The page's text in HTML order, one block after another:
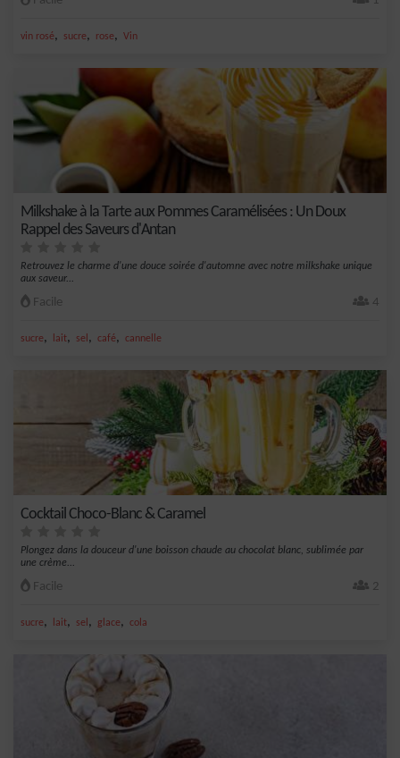
vin rosé, sucre, rose, Vin
Milkshake à la Tarte aux Pommes Caramélisées : Un Doux
Rappel des Saveurs d'Antan
Retrouvez le charme d'une douce soirée d'automne avec notre milkshake unique
aux saveur...
Facile 4
sucre, lait, sel , café, cannelle
Cocktail Choco-Blanc & Caramel
Plongez dans la douceur d'une boisson chaude au chocolat blanc, sublimée par
une crème...
Facile 2
sucre, lait, sel , glace, cola